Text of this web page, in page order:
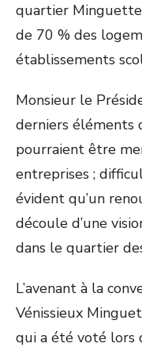
quartier
de 70 % des
établissements
Monsieur le
derniers éléments
pourraient être
entreprises ;
évident qu’un
découle d’une
dans le quartier
L’avenant à la
Vénissieux
qui a été voté lors